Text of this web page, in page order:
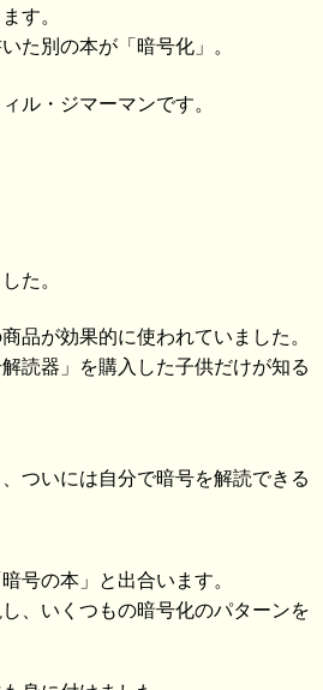
す。
た別の本が「暗号化」。
ル・ジマーマンです。
た。
品が効果的に使われていました。
読器」を購入した子供だけが知る
ついには自分で暗号を解読できる
号の本」と出合います。
、いくつもの暗号化のパターンを